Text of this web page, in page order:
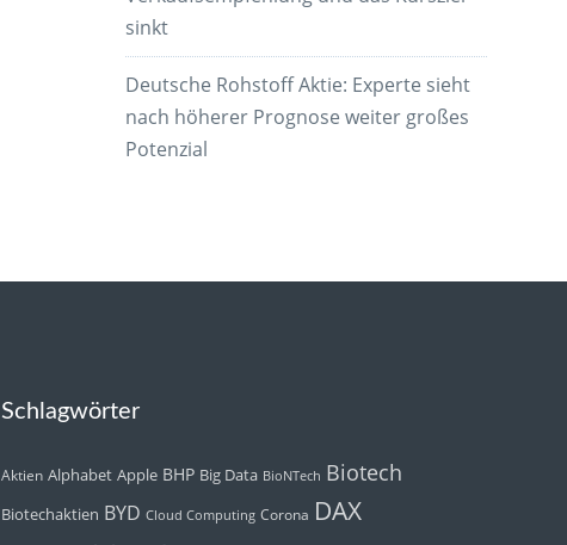
sinkt
Deutsche Rohstoff Aktie: Experte sieht
nach höherer Prognose weiter großes
Potenzial
Schlagwörter
Aktien Alphabet Apple BHP Big Data BioNTech Biotech
Biotechaktien BYD Cloud Computing Corona DAX